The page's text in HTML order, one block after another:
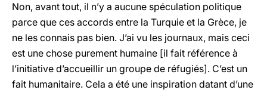
Non, avant tout, il n’y a aucune spéculation politique
parce que ces accords entre la Turquie et la Grèce, je
ne les connais pas bien. J’ai vu les journaux, mais ceci
est une chose purement humaine [il fait référence à
l’initiative d’accueillir un groupe de réfugiés]. C’est un
fait humanitaire. Cela a été une inspiration datant d’une